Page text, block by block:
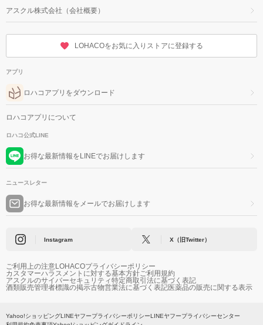
アスクル株式会社（会社概要）
LOHACOをお気に入りストアに登録する
アプリ
ロハコアプリをダウンロード
ロハコアプリについて
ロハコ公式LINE
お得な最新情報をLINEでお届けします
ニュースレター
お得な最新情報をメールでお届けします
Instagram X（旧Twitter）
ご利用上の注意LOHACOプライバシーポリシー
カスタマーハラスメントに対する基本方針ご利用規約
アスクルのサイバーセキュリティ特定商取引法に基づく表記
酒類販売管理者標識の掲示古物営業法に基づく表記医薬品の販売に関する表示
Yahoo!ショッピングLINEヤフープライバシーポリシーLINEヤフープライバシーセンター